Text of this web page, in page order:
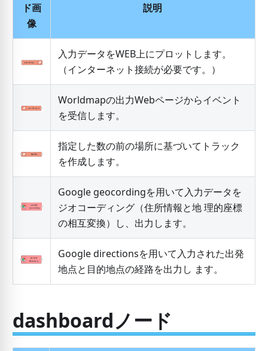
ド画
像
説明
入力データをWEB上にプロットします。
（インターネット接続が必要です。）
Worldmapの出力Webページからイベント
を受信します。
指定した数の前の場所に基づいてトラック
を作成します。
Google geocordingを用いて入力データを
ジオコーディング（住所情報と地 理的座標
の相互変換）し、出力します。
Google directionsを用いて入力された出発
地点と目的地点の経路を出力し ます。
dashboardノード